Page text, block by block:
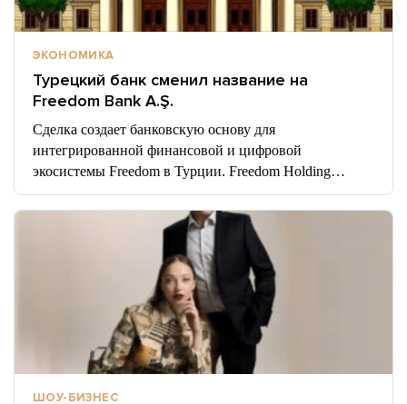
ЭКОНОМИКА
Турецкий банк сменил название на
Freedom Bank A.Ş.
Сделка создает банковскую основу для
интегрированной финансовой и цифровой
экосистемы Freedom в Турции. Freedom Holding…
ШОУ-БИЗНЕС